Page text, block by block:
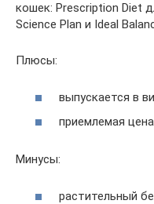
кошек: Prescription Diet
Science Plan и Ideal
Плюсы:
выпускается в
приемлемая
Минусы:
растительный